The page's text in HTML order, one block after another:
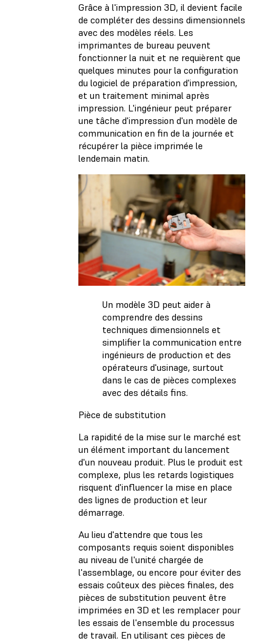
Grâce à l'impression 3D, il devient facile
de compléter des dessins dimensionnels
avec des modèles réels. Les
imprimantes de bureau peuvent
fonctionner la nuit et ne requièrent que
quelques minutes pour la configuration
du logiciel de préparation d'impression,
et un traitement minimal après
impression. L'ingénieur peut préparer
une tâche d'impression d'un modèle de
communication en fin de la journée et
récupérer la pièce imprimée le
lendemain matin.
Un modèle 3D peut aider à
comprendre des dessins
techniques dimensionnels et
simplifier la communication entre
ingénieurs de production et des
opérateurs d'usinage, surtout
dans le cas de pièces complexes
avec des détails fins.
Pièce de substitution
La rapidité de la mise sur le marché est
un élément important du lancement
d'un nouveau produit. Plus le produit est
complexe, plus les retards logistiques
risquent d'influencer la mise en place
des lignes de production et leur
démarrage.
Au lieu d'attendre que tous les
composants requis soient disponibles
au niveau de l'unité chargée de
l'assemblage, ou encore pour éviter des
essais coûteux des pièces finales, des
pièces de substitution peuvent être
imprimées en 3D et les remplacer pour
les essais de l'ensemble du processus
de travail. En utilisant ces pièces de